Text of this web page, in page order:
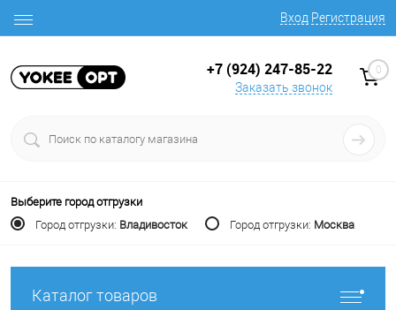
Вход Регистрация
+7 (924) 247-85-22
Заказать звонок
0
Выберите город отгрузки
Город отгрузки: Владивосток Город отгрузки: Москва
Каталог товаров